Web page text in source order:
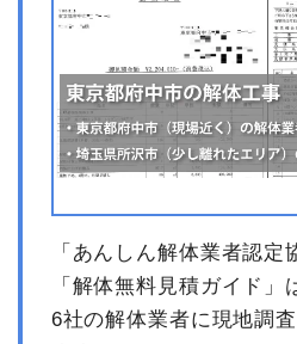
「あんしん解体業者認定
「解体無料見積ガイド
6社の解体業者に現地調